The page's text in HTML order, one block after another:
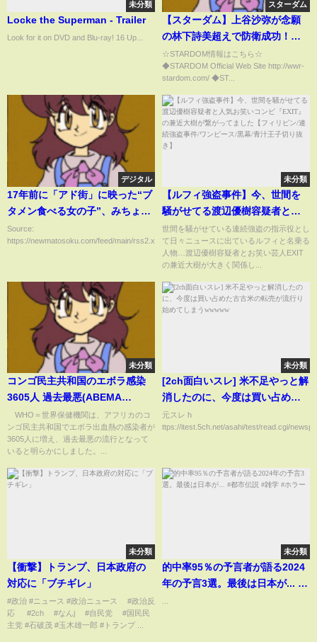
未分類
Locke the Superman - Trailer
Look for it on DVD and Blu-ray! 16 Up...
スターダム
【スターダム】上谷沙弥が念願
の林下詩美超えで防衛成功！中
野たむ『もう背伸びしなくてい
いんだよ』-3.26両国国技館大会-
☆STARDOM情報はこちら☆
◆STARDOM Official Web Site http://wwr-
stardom.com/ ◆ST...
デジタル
17年前に「アド街」に映った“ブ
タメン食べる女の子”、みちょぱ
だったｗｗｗｗ
Source:
https://newmatosoku.com/feed/main/rss2.xml...
未分類
【ルフィ強盗事件】今、世間を
騒がせてる渡辺優樹容疑者と人
気お笑いコンビ『EXIT』の兼近
大樹が繋がってました【フィリ
ピン/連続強盗事件/ワンピース/黒
世間を騒がせている連続強盗の指示役とし
て日々ニュースに出ているルフィと名乗る
人物…渡辺優樹容疑者とお笑い芸人EXIT
の兼近大樹が大きく関係し...
未分類
コンゴ民主共和国のエボラ感染
3605人 過去最悪(ABEMA
TIMES)
WHO＝世界保健機関は、アフリカのコ
ンゴ民主共和国でエボラ出血熱の感染者が
3605人に増え、過去最悪の流行となって
いると明らかにしました。...
未分類
[2ch面白いスレ] 米不足やっと解
消したのに、今度は買い占めた
古古米の転売が流行り始めてし
まうwwwww
元スレ h
ttps://itest.5ch.net/asahi/test/read.cgi/
未分類
【衝撃】トランプ、日本政府の
対応に「ブチギレ」
#政治 #ニュース #政治ニュース #政治反
応 #2ch #なんj #自民党 #国民民
主党 #石破茂 #玉木雄一郎 #トランプ ...
未分類
的中率95％の予言者が語る2024
年の予言3選。最後は日本が... #